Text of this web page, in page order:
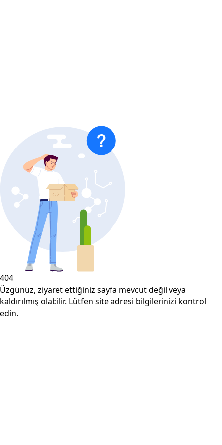
404
Üzgünüz, ziyaret ettiğiniz sayfa mevcut değil veya
kaldırılmış olabilir. Lütfen site adresi bilgilerinizi kontrol
edin.